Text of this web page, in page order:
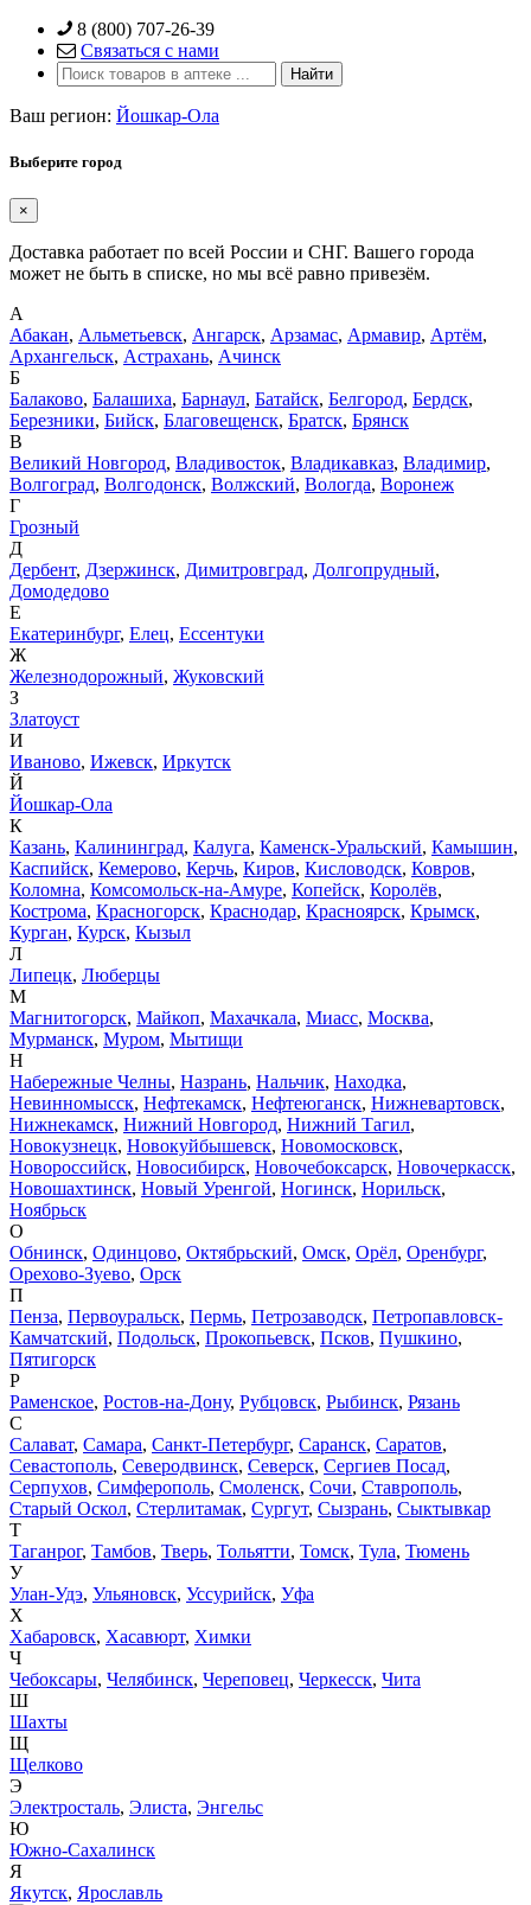
Skip
content
8 (800) 707-26-39
Связаться с нами
Ваш регион: Йошкар-Ола
Выберите город
×
Доставка работает по всей России и СНГ. Вашего города
может не быть в списке, но мы всё равно привезём.
А
Абакан, Альметьевск, Ангарск, Арзамас, Армавир, Артём,
Архангельск, Астрахань, Ачинск
Б
Балаково, Балашиха, Барнаул, Батайск, Белгород, Бердск,
Березники, Бийск, Благовещенск, Братск, Брянск
В
Великий Новгород, Владивосток, Владикавказ, Владимир,
Волгоград, Волгодонск, Волжский, Вологда, Воронеж
Г
Грозный
Д
Дербент, Дзержинск, Димитровград, Долгопрудный,
Домодедово
Е
Екатеринбург, Елец, Ессентуки
Ж
Железнодорожный, Жуковский
З
Златоуст
И
Иваново, Ижевск, Иркутск
Й
Йошкар-Ола
К
Казань, Калининград, Калуга, Каменск-Уральский, Камышин,
Каспийск, Кемерово, Керчь, Киров, Кисловодск, Ковров,
Коломна, Комсомольск-на-Амуре, Копейск, Королёв,
Кострома, Красногорск, Краснодар, Красноярск, Крымск,
Курган, Курск, Кызыл
Л
Липецк, Люберцы
М
Магнитогорск, Майкоп, Махачкала, Миасс, Москва,
Мурманск, Муром, Мытищи
Н
Набережные Челны, Назрань, Нальчик, Находка,
Невинномысск, Нефтекамск, Нефтеюганск, Нижневартовск,
Нижнекамск, Нижний Новгород, Нижний Тагил,
Новокузнецк, Новокуйбышевск, Новомосковск,
Новороссийск, Новосибирск, Новочебоксарск, Новочеркасск,
Новошахтинск, Новый Уренгой, Ногинск, Норильск,
Ноябрьск
О
Обнинск, Одинцово, Октябрьский, Омск, Орёл, Оренбург,
Орехово-Зуево, Орск
П
Пенза, Первоуральск, Пермь, Петрозаводск, Петропавловск-
Камчатский, Подольск, Прокопьевск, Псков, Пушкино,
Пятигорск
Р
Раменское, Ростов-на-Дону, Рубцовск, Рыбинск, Рязань
С
Салават, Самара, Санкт-Петербург, Саранск, Саратов,
Севастополь, Северодвинск, Северск, Сергиев Посад,
Серпухов, Симферополь, Смоленск, Сочи, Ставрополь,
Старый Оскол, Стерлитамак, Сургут, Сызрань, Сыктывкар
Т
Таганрог, Тамбов, Тверь, Тольятти, Томск, Тула, Тюмень
У
Улан-Удэ, Ульяновск, Уссурийск, Уфа
Х
Хабаровск, Хасавюрт, Химки
Ч
Чебоксары, Челябинск, Череповец, Черкесск, Чита
Ш
Шахты
Щ
Щелково
Э
Электросталь, Элиста, Энгельс
Ю
Южно-Сахалинск
Я
Якутск, Ярославль